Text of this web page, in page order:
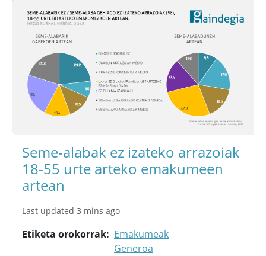
Seme-alabak ez izateko arrazoiak
18-55 urte arteko emakumeen
artean
Last updated 3 mins ago
Etiketa orokorrak
Emakumeak
Generoa